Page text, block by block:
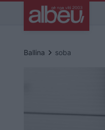
Ballina keyboard_arrow_right soba